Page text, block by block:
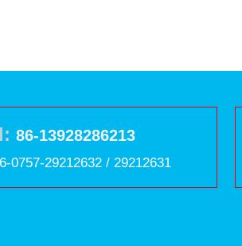
86-13928286213
0757-29212632 / 29212631